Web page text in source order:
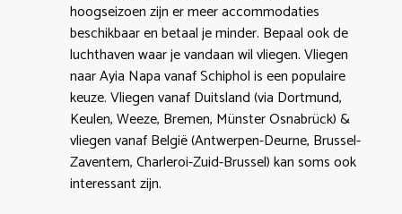
hoogseizoen zijn er meer accommodaties
beschikbaar en betaal je minder. Bepaal ook de
luchthaven waar je vandaan wil vliegen. Vliegen
naar Ayia Napa vanaf Schiphol is een populaire
keuze. Vliegen vanaf Duitsland (via Dortmund,
Keulen, Weeze, Bremen, Münster Osnabrück) &
vliegen vanaf België (Antwerpen-Deurne, Brussel-
Zaventem, Charleroi-Zuid-Brussel) kan soms ook
interessant zijn.